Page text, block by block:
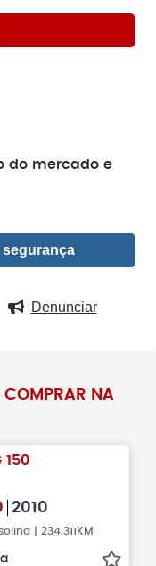
do mercado e
segurança
Denunciar
COMPRAR NA
150
2010
| 234.311KM